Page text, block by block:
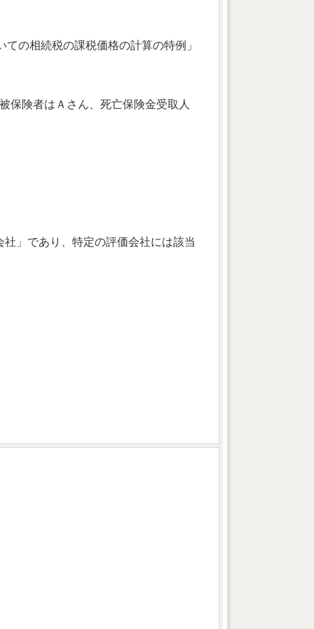
の相続税の課税価格の計算の特例」
保険者はＡさん、死亡保険金受取人
」であり、特定の評価会社には該当